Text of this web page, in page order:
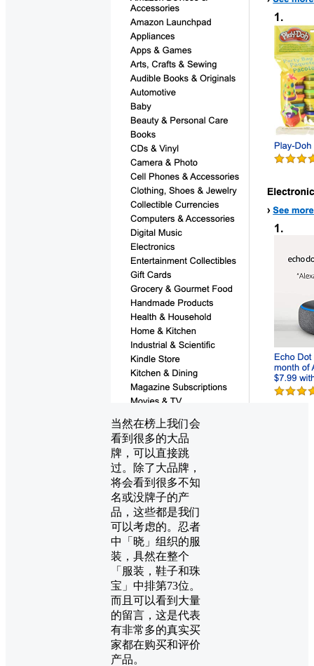
当然在榜上我们会
看到很多的大品
牌，可以直接跳
过。除了大品牌，
将会看到很多不知
名或没牌子的产
品，这些都是我们
可以考虑的。忍者
中「晓」组织的服
装，具然在整个
「服装，鞋子和珠
宝」中排第73位。
而且可以看到大量
的留言，这是代表
有非常多的真实买
家都在购买和评价
产品。